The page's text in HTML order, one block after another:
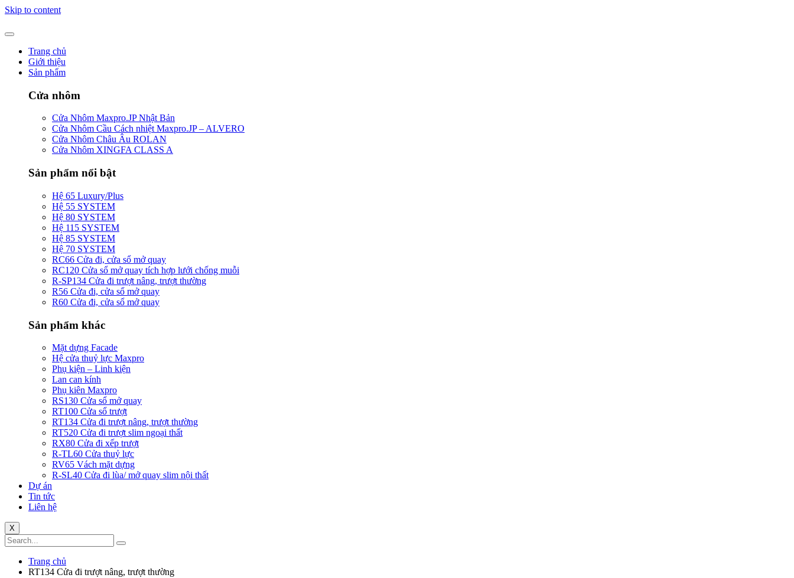
Skip to content
Trang chủ
Giới thiệu
Sản phẩm
Cửa nhôm
Cửa Nhôm Maxpro.JP Nhật Bản
Cửa Nhôm Cầu Cách nhiệt Maxpro.JP – ALVERO
Cửa Nhôm Châu Âu ROLAN
Cửa Nhôm XINGFA CLASS A
Sản phẩm nổi bật
Hệ 65 Luxury/Plus
Hệ 55 SYSTEM
Hệ 80 SYSTEM
Hệ 115 SYSTEM
Hệ 85 SYSTEM
Hệ 70 SYSTEM
RC66 Cửa đi, cửa sổ mở quay
RC120 Cửa sổ mở quay tích hợp lưới chống muỗi
R-SP134 Cửa đi trượt nâng, trượt thường
R56 Cửa đi, cửa sổ mở quay
R60 Cửa đi, cửa sổ mở quay
Sản phẩm khác
Mặt dựng Facade
Hệ cửa thuỷ lực Maxpro
Phụ kiện – Linh kiện
Lan can kính
Phụ kiên Maxpro
RS130 Cửa sổ mở quay
RT100 Cửa sổ trượt
RT134 Cửa đi trượt nâng, trượt thường
RT520 Cửa đi trượt slim ngoại thất
RX80 Cửa đi xếp trượt
R-TL60 Cửa thuỷ lực
RV65 Vách mặt dựng
R-SL40 Cửa đi lùa/ mở quay slim nội thất
Dự án
Tin tức
Liên hệ
X
Trang chủ
RT134 Cửa đi trượt nâng, trượt thường